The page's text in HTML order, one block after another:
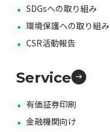
SDGsへの取り組み
環境保護への取り組み
CSR活動報告
Service
有価証券印刷
金融機関向け